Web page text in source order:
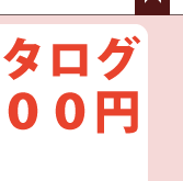
ペー
ジト
へ